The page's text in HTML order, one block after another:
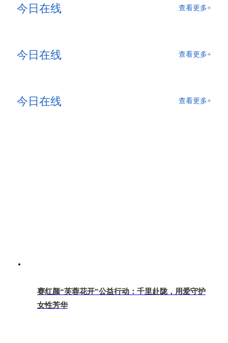
今日在线 查看更多+
今日在线 查看更多+
今日在线 查看更多+
赛红颜“芙蓉花开”公益行动：千里赴陇，用爱守护
女性芳华